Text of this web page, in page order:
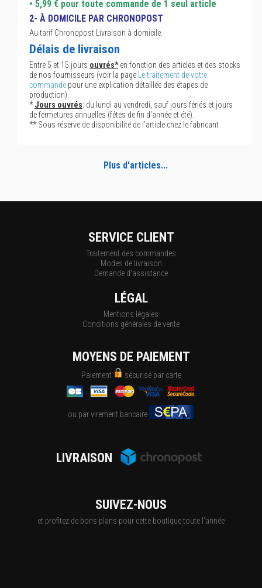
• 5,99 € pour toute commande de 1 seul article
2- À DOMICILE PAR CHRONOPOST
Au tarif Chronopost Livraison à domicile.
Délais de livraison
Entre 5 et 15 jours ouvrés*en fonction des articles et des stocks
de nos fournisseurs (voir la page
Le traitement de votre
commande pour une explication détaillée des étapes de
production).
*Jours ouvrés: du lundi au vendredi, sauf jours fériés et jours
de fermetures annuelles (fêtes de fin d'année et été).
** Sous réserve de disponibilité de l'article chez le fabricant
Plus d'articles...
SERVICE CLIENT
Traitement des commandes
Modes de livraison
Demande d'assistance
LÉGAL
Mentions légales
Conditions générales de vente
MOYENS DE PAIEMENT
Paiement sécurisé par carte
ou par virement bancaire
LIVRAISON
SUIVEZ-NOUS
et profitez de bons plans pour cette boutique toute l'année